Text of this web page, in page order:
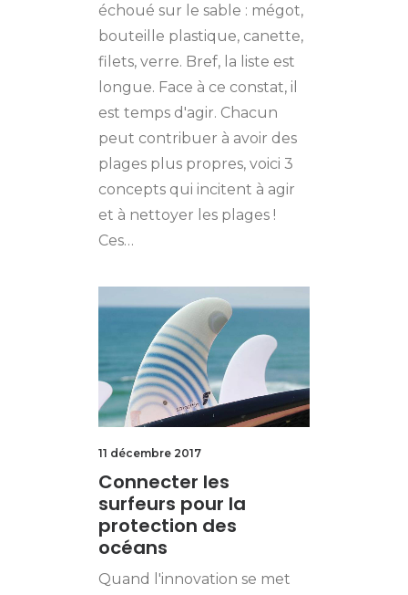
échoué sur le sable : mégot,
bouteille plastique, canette,
filets, verre. Bref, la liste est
longue. Face à ce constat, il
est temps d'agir. Chacun
peut contribuer à avoir des
plages plus propres, voici 3
concepts qui incitent à agir
et à nettoyer les plages !
Ces…
11 décembre 2017
Connecter les
surfeurs pour la
protection des
océans
Quand l'innovation se met